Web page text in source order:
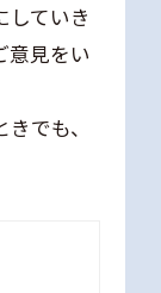
していき
意見をい
でも、